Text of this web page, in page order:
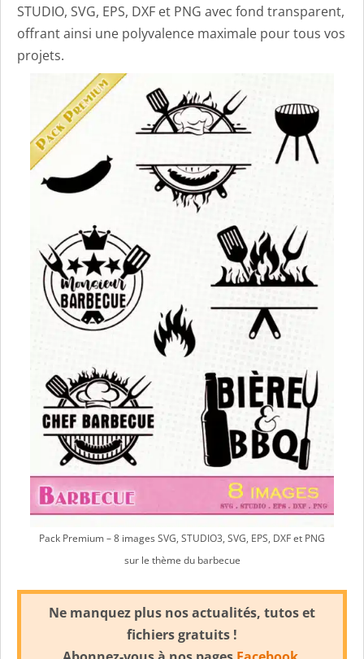
STUDIO, SVG, EPS, DXF et PNG avec fond transparent,
offrant ainsi une polyvalence maximale pour tous vos
projets.
Pack Premium – 8 images SVG, STUDIO3, SVG, EPS, DXF et PNG
sur le thème du barbecue
Ne manquez plus nos actualités, tutos et
fichiers gratuits !